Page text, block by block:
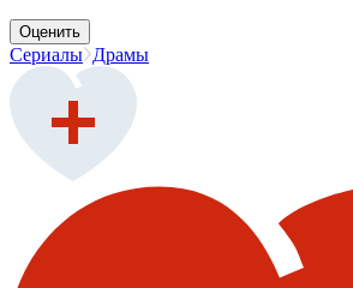
Оценить
Сериалы Драмы